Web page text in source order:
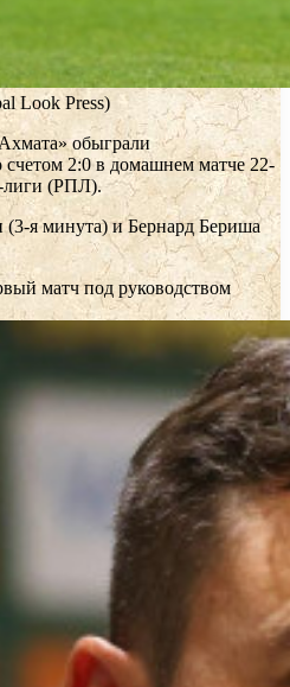
Look Press)
обыграли
счетом 2:0 в домашнем матче 22-
лиги (РПЛ).
я минута) и Бернард Бериша
матч под руководством